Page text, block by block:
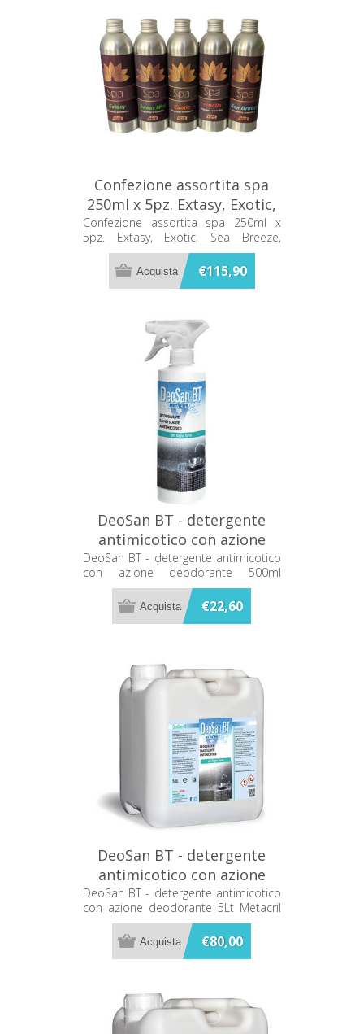
Confezione assortita spa
250ml x 5pz. Extasy, Exotic,
Sea Breeze, Fructis, Sweet
Mint Metacril
Confezione assortita spa 250ml x
5pz. Extasy, Exotic, Sea Breeze,
Fructis, Sweet Mint Metacril
€115,90
DeoSan BT - detergente
antimicotico con azione
deodorante 500ml Metacril
05000501
DeoSan BT - detergente antimicotico
con azione deodorante 500ml
Metacril 05000501
€22,60
DeoSan BT - detergente
antimicotico con azione
deodorante 5Lt Metacril
05205001
DeoSan BT - detergente antimicotico
con azione deodorante 5Lt Metacril
05205001
€80,00